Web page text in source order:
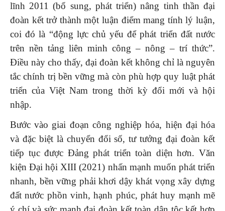
lĩnh 2011 (bổ sung, phát triển) nâng tinh thần đại
đoàn kết trở thành một luận điểm mang tính lý luận,
coi đó là “động lực chủ yếu để phát triển đất nước
trên nền tảng liên minh công – nông – trí thức”.
Điều này cho thấy, đại đoàn kết không chỉ là nguyên
tắc chính trị bền vững mà còn phù hợp quy luật phát
triển của Việt Nam trong thời kỳ đổi mới và hội
nhập.
Bước vào giai đoạn công nghiệp hóa, hiện đại hóa
và đặc biệt là chuyển đổi số, tư tưởng đại đoàn kết
tiếp tục được Đảng phát triển toàn diện hơn. Văn
kiện Đại hội XIII (2021) nhấn mạnh muốn phát triển
nhanh, bền vững phải khơi dậy khát vọng xây dựng
đất nước phồn vinh, hạnh phúc, phát huy mạnh mẽ